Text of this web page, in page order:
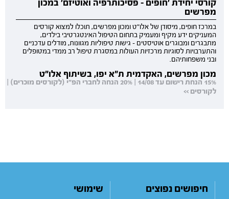
קורסי יחידת 'חופים - פסיכותרפיה ואוטיזם' במכון
מפרשים
במרכז חופים, מיסודן של אלו"ט ומכון מפרשים, תוכלו למצוא קורסים
המעניקים ידע מקיף ומעמיק בתחום הטיפול האינטגרטיבי בילדים,
מתבגרים ומבוגרים אוטיסטים - גישות טיפוליות מגוונות, מודלים עדכניים
והתערבויות לסוגיות מרכזיות העולות במסגרת טיפול רב ממדי במטופלים
ובני משפחותיהם.
מכון מפרשים, האקדמית ת"א יפו, בשיתוף אלו"ט
15% הנחת רישום עד 14/08 | 20% הנחה לחברי הפ"י (לקורסים מוכרים) |
לקורסים >>
חיפושים נפוצים
שימושי